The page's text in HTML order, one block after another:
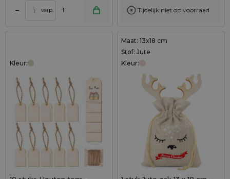
– verp. + Tijdelijk niet op voorraad
Kleur:
Maat: 13x18 cm
Stof: Jute
Kleur: